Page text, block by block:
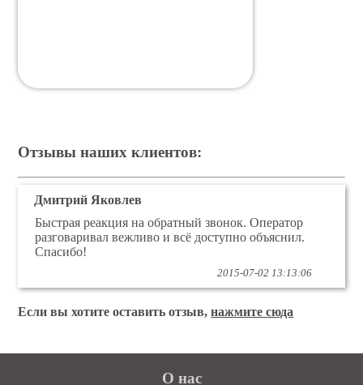
Отзывы наших клиентов:
Дмитрий Яковлев
Быстрая реакция на обратный звонок. Оператор
разговаривал вежливо и всё доступно объяснил.
Спасибо!
2015-07-02 13:13:06
Если вы хотите оставить отзыв,нажмите сюда
О нас